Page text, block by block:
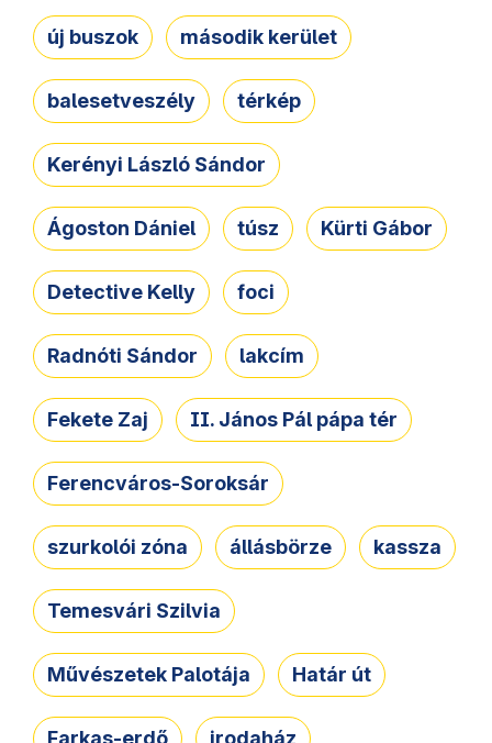
új buszok második kerület
balesetveszély térkép
Kerényi László Sándor
Ágoston Dániel túsz Kürti Gábor
Detective Kelly foci
Radnóti Sándor lakcím
Fekete Zaj II. János Pál pápa tér
Ferencváros-Soroksár
szurkolói zóna állásbörze kassza
Temesvári Szilvia
Művészetek Palotája Határ út
Farkas-erdő irodaház